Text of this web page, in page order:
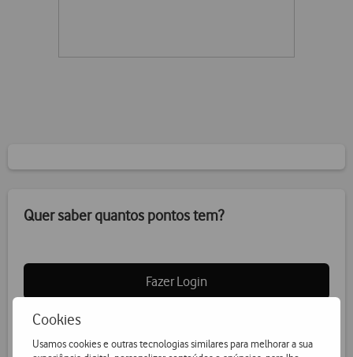
Cookies
Usamos cookies e outras tecnologias similares para melhorar a sua
Quer saber quantos pontos tem?
Fazer Login